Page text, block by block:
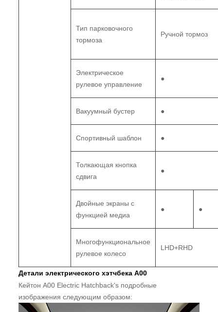
Тип парковочного
тормоза
Ручной тормоз
Электрическое
рулевое управление
●
Вакуумный бустер ●
Спортивный шаблон ●
Толкающая кнопка
сдвига
●
Двойные экраны с
функцией медиа
● ●
Многофункциональное
рулевое колесо
LHD+RHD
Детали электрического хэтчбека A00
Кейтон A00 Electric Hatchback's подробные
изображения следующим образом: